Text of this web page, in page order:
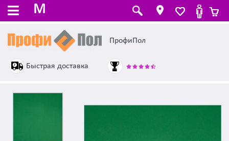
M
ПрофиПол
Быстрая доставка